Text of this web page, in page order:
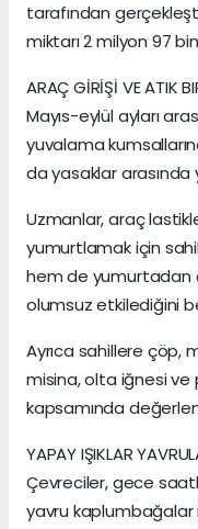
tarafından
miktarı 2 milyon 97
ARAÇ GİRİŞİ VE ATIK
Mayıs-eylül ayları
yuvalama
da yasaklar arasında
Uzmanlar, araç
yumurtlamak için
hem de yumurtadan
olumsuz etkilediğini
Ayrıca sahillere çöp,
misina, olta iğnesi ve
kapsamında
YAPAY IŞIKLAR
Çevreciler, gece
yavru